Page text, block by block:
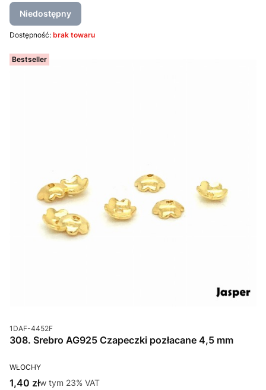
Niedostępny
Dostępność: brak towaru
Bestseller
Kod produktu
1DAF-4452F
308. Srebro AG925 Czapeczki pozłacane 4,5 mm
PRODUCENT
WŁOCHY
Cena brutto
1,40 złw tym %s VAT
w tym 23% VAT